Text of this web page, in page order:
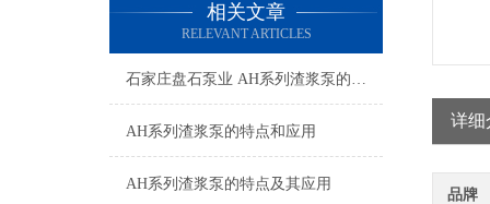
相关文章
RELEVANT ARTICLES
石家庄盘石泵业 AH系列渣浆泵的特点及应用
AH系列渣浆泵的特点和应用
AH系列渣浆泵的特点及其应用
详细
品牌